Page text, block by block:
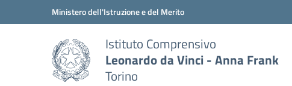
Vai ai contenuti
Vai al menu di navigazioneMinistero dell'Istruzione e del Merito
Istituto Comprensivo
Leonardo da Vinci - Anna Frank
Torino